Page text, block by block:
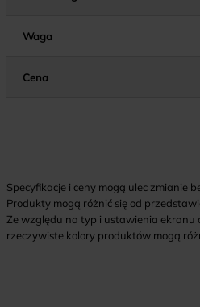
Waga
Cena
Specyfikacje i ceny mogą ulec zmianie
Produkty mogą różnić się od
Ze względu na typ i ustawienia ekranu
rzeczywiste kolory produktów mogą